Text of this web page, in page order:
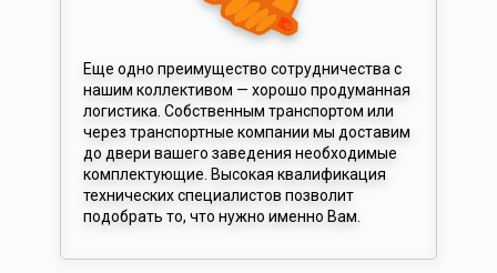
Еще одно преимущество сотрудничества с
нашим коллективом — хорошо продуманная
логистика. Собственным транспортом или
через транспортные компании мы доставим
до двери вашего заведения необходимые
комплектующие. Высокая квалификация
технических специалистов позволит
подобрать то, что нужно именно Вам.